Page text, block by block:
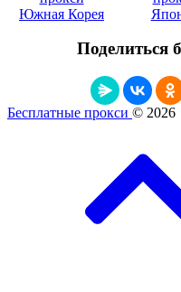
Южная Корея
Поделиться
Бесплатные прокси © 2026